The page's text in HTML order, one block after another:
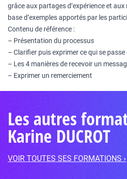
grâce aux partages d’expérience et
base d’exemples apportés par les
Contenu de référence :
– Présentation du processus
– Clarifier puis exprimer ce qui se passe
– Les 4 manières de recevoir un
– Exprimer un remerciement
Les autres
Karine DUCROT
VOIR TOUTES SES FORMATIONS ›